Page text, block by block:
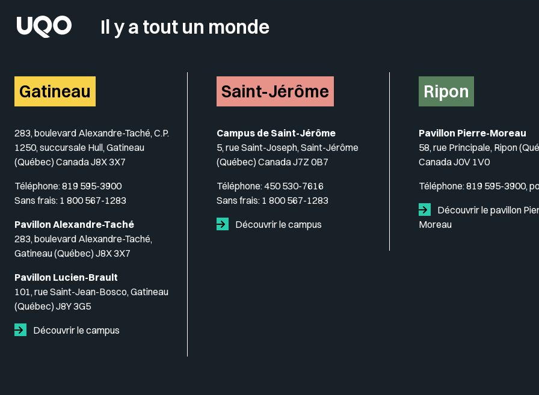
Il y a tout un monde
Gatineau
283, boulevard Alexandre-Taché, C.P.
1250, succursale Hull, Gatineau
(Québec) Canada J8X 3X7
Téléphone:819 595-3900
Sans frais: 1 800 567-1283
Pavillon Alexandre-Taché
283, boulevard Alexandre-Taché,
Gatineau (Québec) J8X 3X7
Pavillon Lucien-Brault
101, rue Saint-Jean-Bosco, Gatineau
(Québec) J8Y 3G5
Découvrir le campus
Saint-Jérôme
Campus de Saint-Jérôme
5, rue Saint-Joseph, Saint-Jérôme
(Québec) Canada J7Z 0B7
Téléphone:450 530-7616
Sans frais: 1 800 567-1283
Découvrir le campus
Ripon
Pavillon Pierre-Moreau
58, rue Principale, Ripon
Canada J0V 1V0
Téléphone:819 595-3900,
Découvrir le pavillon
Moreau